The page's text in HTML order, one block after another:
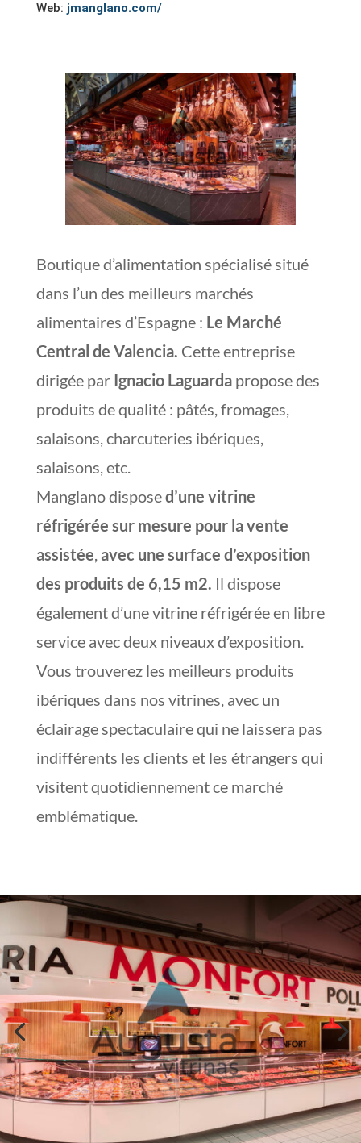
Web: jmanglano.com/
Boutique d’alimentation spécialisé situé
dans l’un des meilleurs marchés
alimentaires d’Espagne : Le Marché
Central de Valencia. Cette entreprise
dirigée par Ignacio Laguardapropose des
produits de qualité : pâtés, fromages,
salaisons, charcuteries ibériques,
salaisons, etc.
Manglano disposed’une vitrine
réfrigérée sur mesure pour la vente
assistée, avec une surface d’exposition
des produits de 6,15 m2. Il dispose
également d’une vitrine réfrigérée en libre
service avec deux niveaux d’exposition.
Vous trouverez les meilleurs produits
ibériques dans nos vitrines, avec un
éclairage spectaculaire qui ne laissera pas
indifférents les clients et les étrangers qui
visitent quotidiennement ce marché
emblématique.